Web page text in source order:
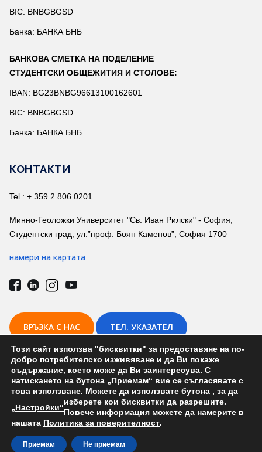
BIC: BNBGBGSD
Банка: БАНКА БНБ
БАНКОВА СМЕТКА НА ПОДЕЛЕНИЕ
СТУДЕНТСКИ ОБЩЕЖИТИЯ И СТОЛОВЕ:
IBAN: BG23BNBG96613100162601
BIC: BNBGBGSD
Банка: БАНКА БНБ
КОНТАКТИ
Tel.: + 359 2 806 0201
Минно-Геоложки Университет "Св. Иван Рилски" - София,
Студентски град, ул.”проф. Боян Каменов”, София 1700
намери на картата
ВРЪЗКА С НАС ТЕЛ. УКАЗАТЕЛ
Защити на дипломни работи и държавен изпит (Катедра:
Разработване на полезни изкопаеми) на 19-и септември 2025 г.
Development by: Prodesign.bg | Prodesign.wien
Този сайт използва "бисквитки" за предоставяне на по-
добро потребителско изживяване и да Ви покаже
съдържание, което може да Ви заинтересува. С
натискането на бутона „Приемам“ вие се съгласявате с
това използване. Можете да използвате бутона
„Настройки“
, за да
изберете кои бисквитки да разрешите.
Повече информация можете да намерите в
нашата Политика за поверителност.
Приемам Не приемам